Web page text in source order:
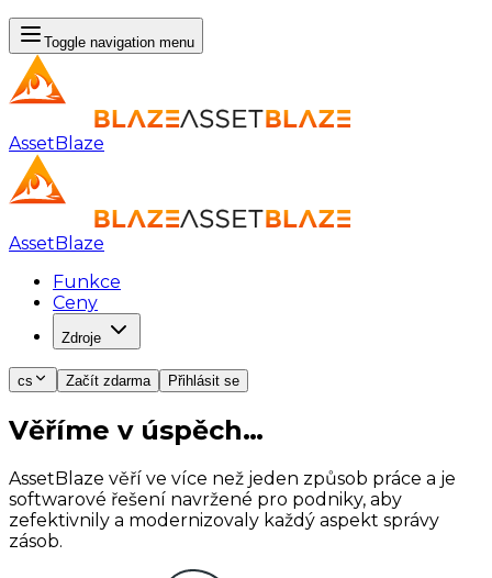
Toggle navigation menu
AssetBlaze
AssetBlaze
Funkce
Ceny
Zdroje
cs Začít zdarma Přihlásit se
Věříme v úspěch…
AssetBlaze věří ve více než jeden způsob práce a je
softwarové řešení navržené pro podniky, aby
zefektivnily a modernizovaly každý aspekt správy
zásob.